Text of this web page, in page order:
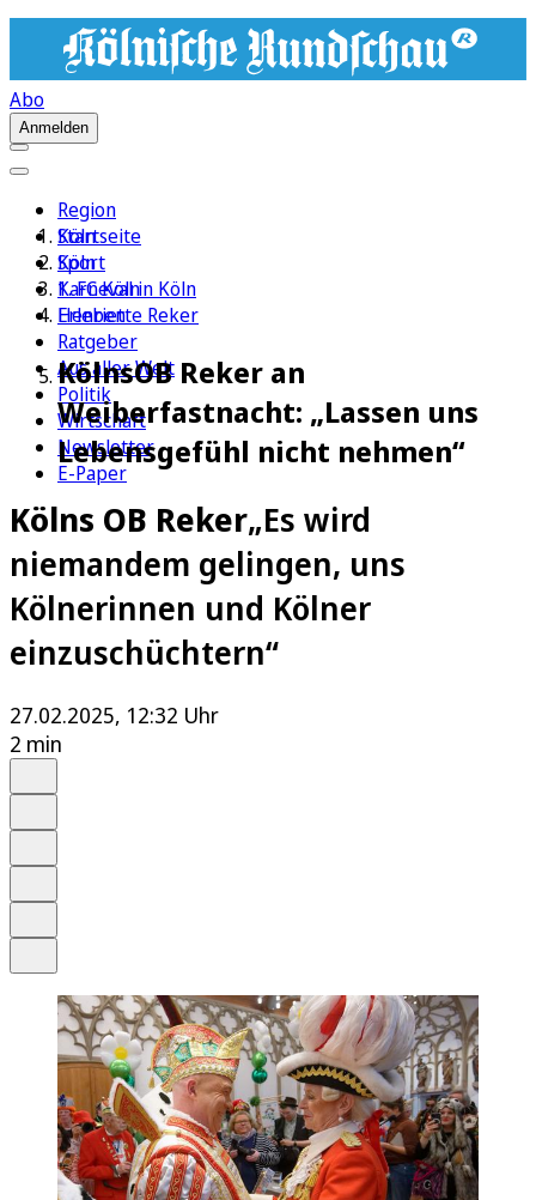
Abo
Anmelden
Region
Köln
Sport
1. FC Köln
Erleben
Ratgeber
Aus aller Welt
Politik
Wirtschaft
Newsletter
E-Paper
Startseite
Köln
Karneval in Köln
Henriette Reker
KölnsOB Reker an
Weiberfastnacht: „Lassen uns
Lebensgefühl nicht nehmen“
Kölns OB Reker„Es wird
niemandem gelingen, uns
Kölnerinnen und Kölner
einzuschüchtern“
27.02.2025, 12:32 Uhr
2 min